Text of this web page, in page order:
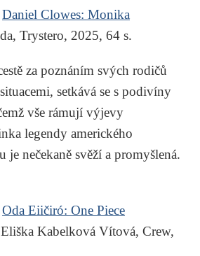
Daniel Clowes: Monika
Trystero, 2025, 64 s.
za poznáním svých rodičů
setkává se s podivíny
vše rámují výjevy
legendy amerického
je nečekaně svěží a promyšlená.
Oda Eiičiró: One Piece
Kabelková Vítová, Crew,